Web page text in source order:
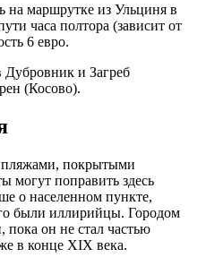
на маршрутке из Ульциня в
часа полтора (зависит от
6 евро.
Дубровник и Загреб
(Косово).
покрытыми
могут поправить здесь
о населенном пункте,
были иллирийцы. Городом
пока он не стал частью
в конце XIX века.